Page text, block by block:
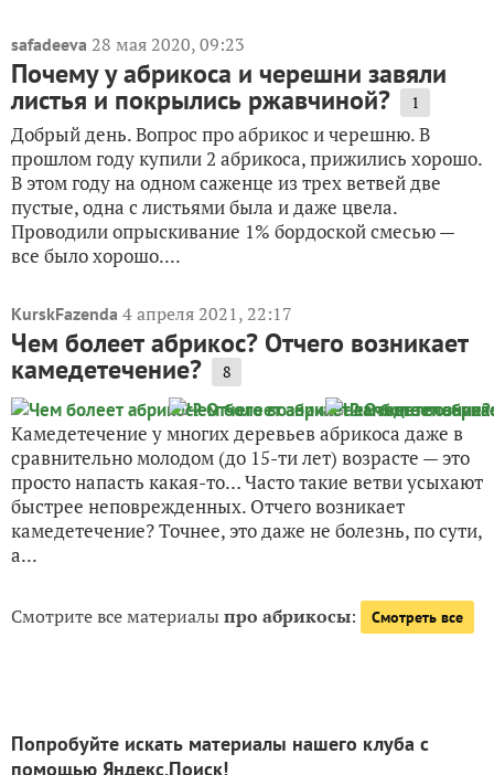
safadeeva 28 мая 2020, 09:23
Почему у абрикоса и черешни завяли
листья и покрылись ржавчиной? 1
Добрый день. Вопрос про абрикос и черешню. В
прошлом году купили 2 абрикоса, прижились хорошо.
В этом году на одном саженце из трех ветвей две
пустые, одна с листьями была и даже цвела.
Проводили опрыскивание 1% бордоской смесью —
все было хорошо....
KurskFazenda 4 апреля 2021, 22:17
Чем болеет абрикос? Отчего возникает
камедетечение? 8
Камедетечение у многих деревьев абрикоса даже в
сравнительно молодом (до 15-ти лет) возрасте — это
просто напасть какая-то… Часто такие ветви усыхают
быстрее неповрежденных. Отчего возникает
камедетечение? Точнее, это даже не болезнь, по сути,
а...
Смотрите все материалыпро абрикосы: Смотреть все
Попробуйте искать материалы нашего клуба с
помощью Яндекс.Поиск!